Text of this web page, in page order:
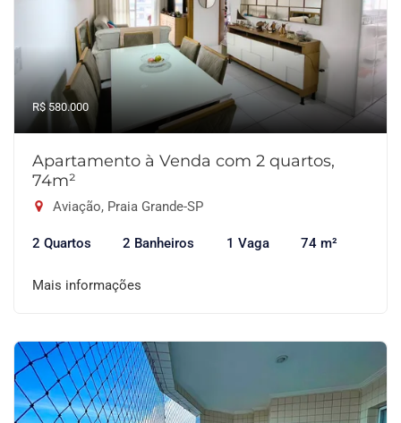
R$ 580.000
Apartamento à Venda com 2 quartos,
74m²
Aviação, Praia Grande-SP
2 Quartos 2 Banheiros 1 Vaga 74 m²
Mais informações